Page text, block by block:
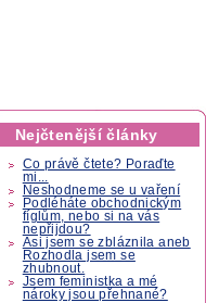
Nejčtenější články
Co právě čtete? Poraďte
mi...
Neshodneme se u vaření
Podléháte obchodnickým
fíglům, nebo si na vás
nepřijdou?
Asi jsem se zbláznila aneb
Rozhodla jsem se
zhubnout.
Jsem feministka a mé
nároky jsou přehnané?